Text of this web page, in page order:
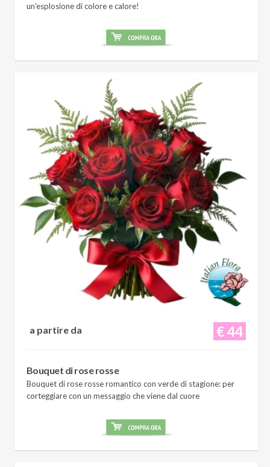
un'esplosione di colore e calore!
€ 44
a partire da
Bouquet di rose rosse
Bouquet di rose rosse romantico con verde di stagione: per
corteggiare con un messaggio che viene dal cuore